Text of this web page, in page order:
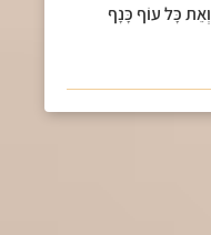
כָּל עוֹף כָּנָף